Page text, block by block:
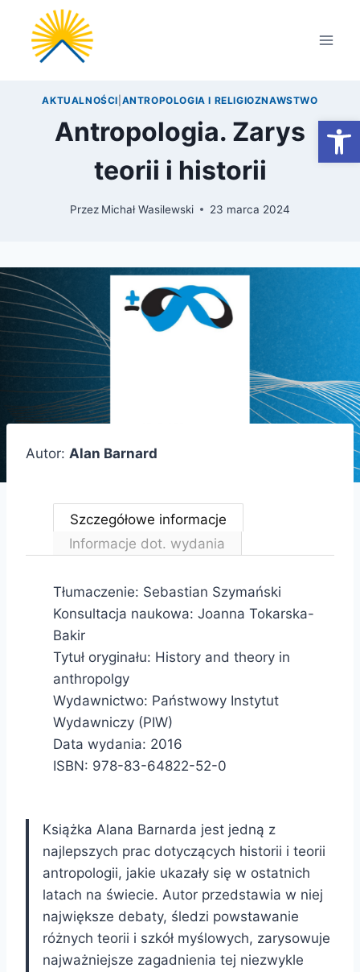
Przejdź
treści
AKTUALNOŚCI ANTROPOLOGIA I RELIGIOZNAWSTWO
Antropologia. Zarys
teorii i historii
Przez Michał Wasilewski 23 marca 2024
Autor: Alan Barnard
Szczegółowe informacje
Informacje dot. wydania
Tłumaczenie: Sebastian Szymański
Konsultacja naukowa: Joanna Tokarska-
Bakir
Tytuł oryginału: History and theory in
anthropolgy
Wydawnictwo: Państwowy Instytut
Wydawniczy (PIW)
Data wydania: 2016
ISBN: 978-83-64822-52-0
Książka Alana Barnarda jest jedną z
najlepszych prac dotyczących historii i teorii
antropologii, jakie ukazały się w ostatnich
latach na świecie. Autor przedstawia w niej
największe debaty, śledzi powstawanie
różnych teorii i szkół myślowych, zarysowuje
najważniejsze zagadnienia tej niezwykle